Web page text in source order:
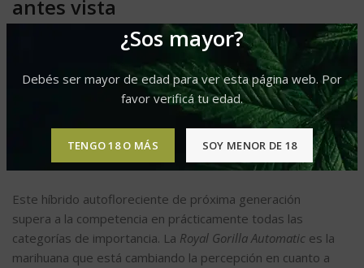
¿Sos mayor?
Debés ser mayor de edad para ver esta página web. Por
favor verificá tu edad.
TENGO 18 O MÁS SOY MENOR DE 18
antes vista
Te presentamos a la nueva heredera del trono del
cannabis autofloreciente, laRoyal Gorilla Automatic
. Los
criadores de Royal Queen Seeds han combinado dos de
las variedades de fotoperiodo más potentes y exquisitas
del catálogo (laRoyal Gorillay laRoyal Cookies) con
genes ruderalis, con el fin de crear la espectacularRoyal
Gorilla Automatic.
Este híbrido autofloreciente de próxima generación
supera a la competencia en prácticamente todas las
categorías de importancia. La Royal Gorilla Automatic es la
marihuana que está cambiando la percepción en cuanto a